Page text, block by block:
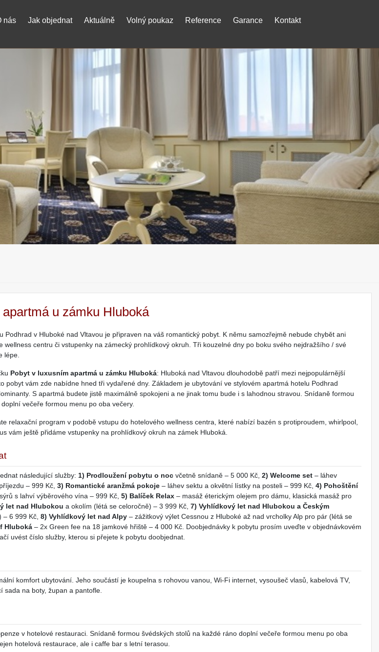
nás Jak objednat Aktuálně Volný poukaz Reference Garance Kontakt
u zámku Hluboká
Podhrad v Hluboké nad Vltavou je připraven na váš romantický pobyt. K němu samozřejmě nebude chybět ani
wellness centru či vstupenky na zámecký prohlídkový okruh. Tři kouzelné dny po boku svého nejdražšího / své
lépe.
Pobyt v luxusním apartmá u zámku Hluboká: Hluboká nad Vltavou dlouhodobě patří mezi nejpopulárnější
pobyt vám zde nabídne hned tři vydařené dny. Základem je ubytování ve stylovém apartmá hotelu Podhrad
S apartmá budete jistě maximálně spokojeni a ne jinak tomu bude i s lahodnou stravou. Snídaně formou
večeře formou menu po oba večery.
relaxační program v podobě vstupu do hotelového wellness centra, které nabízí bazén s protiproudem, whirlpool,
vám ještě přidáme vstupenky na prohlídkový okruh na zámek Hluboká.
následující služby: 1) Prodloužení pobytu o noc včetně snídaně – 5 000 Kč, 2) Welcome set – láhev
– 999 Kč, 3) Romantické aranžmá pokoje – láhev sektu a okvětní lístky na posteli – 999 Kč, 4) Pohoštění
s lahví výběrového vína – 999 Kč, 5) Balíček Relax – masáž éterickým olejem pro dámu, klasická masáž pro
let nad Hlubokou a okolím (létá se celoročně) – 3 999 Kč, 7) Vyhlídkový let nad Hlubokou a Českým
– 6 999 Kč, 8) Vyhlídkový let nad Alpy – zážitkový výlet Cessnou z Hluboké až nad vrcholky Alp pro pár (létá se
Hluboká – 2x Green fee na 18 jamkové hřiště – 4 000 Kč. Doobjednávky k pobytu prosím uveďte v objednávkovém
uvést číslo služby, kterou si přejete k pobytu doobjednat.
komfort ubytování. Jeho součástí je koupelna s rohovou vanou, Wi-Fi internet, vysoušeč vlasů, kabelová TV,
sada na boty, župan a pantofle.
v hotelové restauraci. Snídaně formou švédských stolů na každé ráno doplní večeře formou menu po oba
hotelová restaurace, ale i caffe bar s letní terasou.